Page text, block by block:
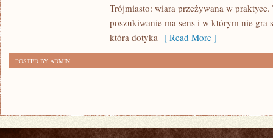
PÓŁWYSPY
Trójmiasto: wiara przeżywana w
poszukiwanie ma sens i w którym nie gra
która dotyka [ Read More ]
POSTED BY ADMIN